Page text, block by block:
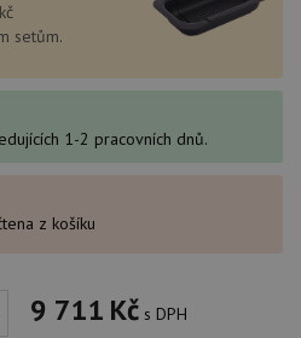
setům.
1-2 pracovních dnů.
z košíku
9 711 Kč s DPH